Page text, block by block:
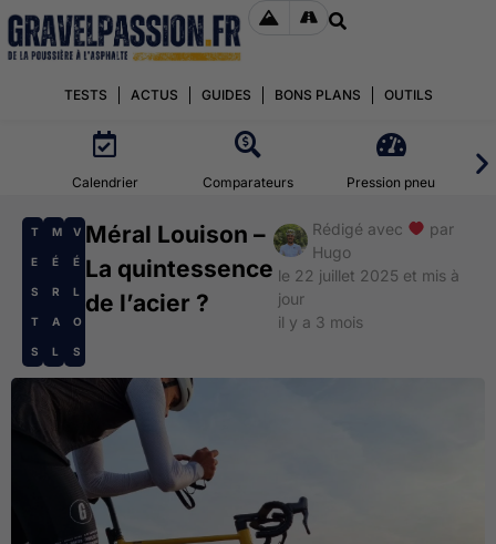
TESTS ACTUS GUIDES BONS PLANS OUTILS
Calendrier Comparateurs Pression pneu
T
E
S
T
S
M
É
R
A
L
V
É
L
O
S
Méral Louison –
La quintessence
de l’acier ?
Rédigé avec
par
Hugo
le 22 juillet 2025 et mis à
jour
il y a 3 mois